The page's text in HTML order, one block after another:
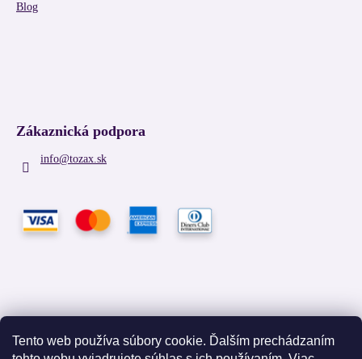
Tento web používa súbory cookie. Ďalším prechádzaním
Blog
Zákaznická podpora
info@tozax.sk